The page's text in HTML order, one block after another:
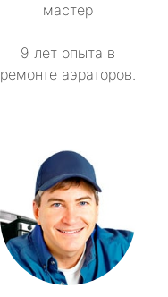
мастер
9 лет опыта в
ремонте аэраторов.